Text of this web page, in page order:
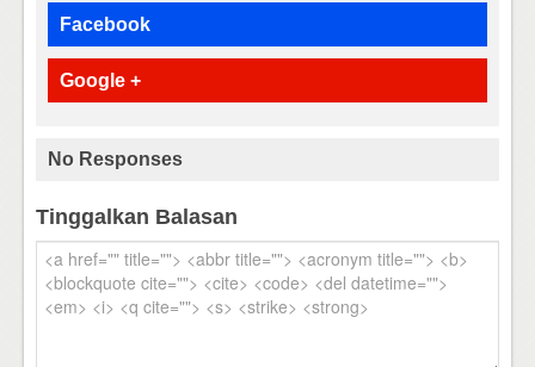
Facebook
Google +
No Responses
Tinggalkan Balasan